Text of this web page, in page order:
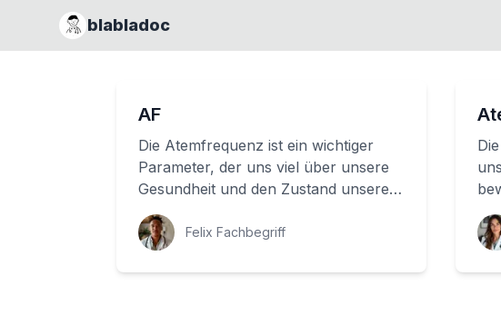
blabladoc
AF
Die Atemfrequenz ist ein wichtiger
Parameter, der uns viel über unsere
Gesundheit und den Zustand unseres
Körpers verraten kann. Doch was
bedeutet AF ...
Felix Fachbegriff